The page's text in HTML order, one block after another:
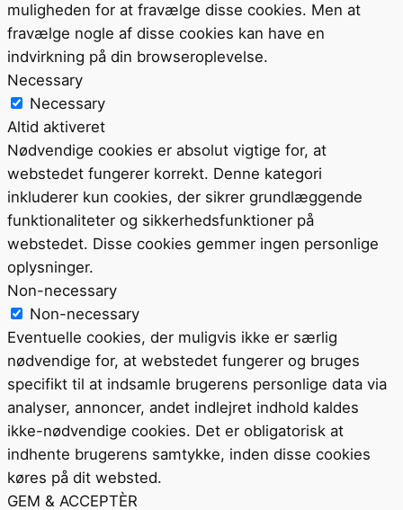
muligheden for at fravælge disse cookies. Men at
fravælge nogle af disse cookies kan have en
indvirkning på din browseroplevelse.
Necessary
Necessary
Altid aktiveret
Nødvendige cookies er absolut vigtige for, at
webstedet fungerer korrekt. Denne kategori
inkluderer kun cookies, der sikrer grundlæggende
funktionaliteter og sikkerhedsfunktioner på
webstedet. Disse cookies gemmer ingen personlige
oplysninger.
Non-necessary
Non-necessary
Eventuelle cookies, der muligvis ikke er særlig
nødvendige for, at webstedet fungerer og bruges
specifikt til at indsamle brugerens personlige data via
analyser, annoncer, andet indlejret indhold kaldes
ikke-nødvendige cookies. Det er obligatorisk at
indhente brugerens samtykke, inden disse cookies
køres på dit websted.
GEM & ACCEPTÈR